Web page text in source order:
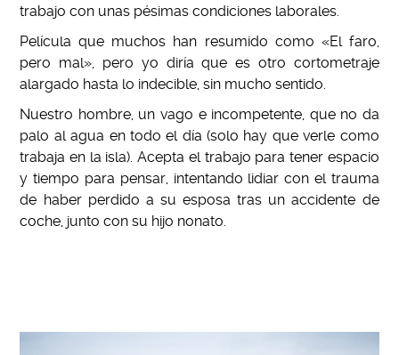
trabajo con unas pésimas condiciones laborales.
Película que muchos han resumido como «El faro,
pero mal», pero yo diría que es otro cortometraje
alargado hasta lo indecible, sin mucho sentido.
Nuestro hombre, un vago e incompetente, que no da
palo al agua en todo el día (solo hay que verle como
trabaja en la isla). Acepta el trabajo para tener espacio
y tiempo para pensar, intentando lidiar con el trauma
de haber perdido a su esposa tras un accidente de
coche, junto con su hijo nonato.